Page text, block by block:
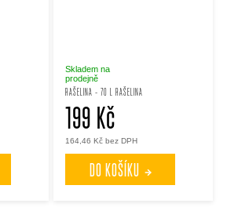
RAŠELINA - 70 L RAŠELINA
Skladem na
prodejně
164,46 Kč bez DPH
199 Kč
DO KOŠÍKU